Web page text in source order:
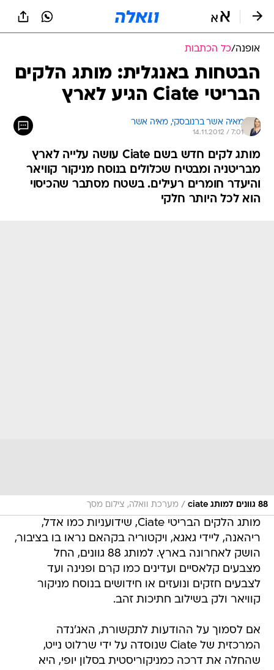
אופנה/כל הכתבות
הבטחות באנגלית: מותג הלקים
הבריטי Ciate הגיע לארץ
מאיה אשר ברנובסקי, מאיה אשר
14.11.2012 / 7:01
מותג לקים חדש בשם Ciate עושה עלייה לארץ
מבריטניה ומבטיח שכלולים בנוסח מניקור קוויאר
והיעדר חומרים רעילים. בשטח מסתבר שהכיסוי
הוא לכל היותר חלקי
88 גוונים למותג ciate / מערכת וואלה, צילום מסך
מותג הלקים הבריטי Ciate, שידועניות כמו אדל,
ריהאנה, ליידי גאגא, ויקטוריה בקהאם נראו בו בציבור,
הושק לאחרונה בארץ. למותג 88 גוונים, החל
מצבעים קלאסיים ועדינים כמו קרם ופנינה ועד
לצבעים חזקים ונועזים או חידושים בנוסח מניקור
קוויאר ולק בשילוב חתיכות זהב.
אם לסמוך על ההודעות לתקשורת, האג'נדה
המרכזית של Ciate שנוסדה על ידי שרלוט נייט,
שהחלה את דרכה כמניקוריסטית בסלון יופי, היא